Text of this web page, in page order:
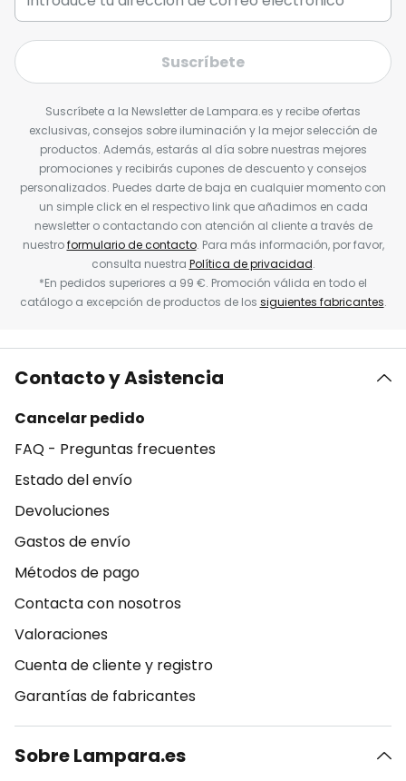
Suscríbete
Suscríbete a la Newsletter de Lampara.es y recibe ofertas
exclusivas, consejos sobre iluminación y la mejor selección de
productos. Además, estarás al día sobre nuestras mejores
promociones y recibirás cupones de descuento y consejos
personalizados. Puedes darte de baja en cualquier momento con
un simple click en el respectivo link que añadimos en cada
newsletter o contactando con atención al cliente a través de
nuestroformulario de contacto. Para más información, por favor,
consulta nuestra Política de privacidad.
*En pedidos superiores a 99 €. Promoción válida en todo el
catálogo a excepción de productos de los siguientes fabricantes.
Contacto y Asistencia
Cancelar pedido
FAQ - Preguntas frecuentes
Estado del envío
Devoluciones
Gastos de envío
Métodos de pago
Contacta con nosotros
Valoraciones
Cuenta de cliente y registro
Garantías de fabricantes
Sobre Lampara.es